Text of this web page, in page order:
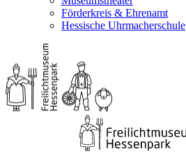
Förderkreis & Ehrenamt
Hessische Uhrmacherschule